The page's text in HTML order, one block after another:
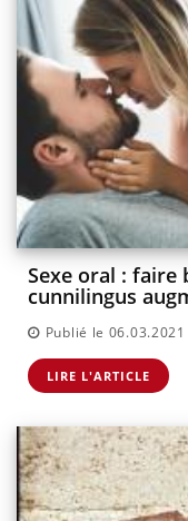
Sexe oral : faire
cunnilingus
Publié le 06.03.2021
LIRE L'ARTICLE